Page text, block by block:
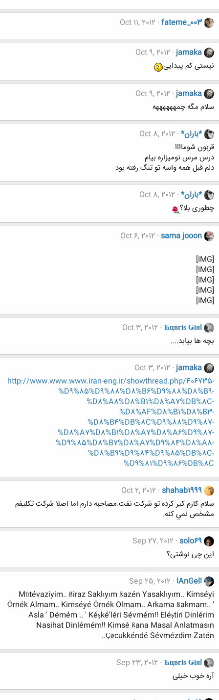
fateme_003
Oct 11, 2012
jamaka
Oct 9, 2012
نیستی کم پیدایی
jamaka
Oct 9, 2012
سلام مگه چمههههههه
*باران* Oct 8, 2012
قربون شوماااا
درس مرس نومیزاره بیام
دلم قبل همه واسه تو تنگ رفته بود
*باران* Oct 8, 2012
چطوری بلا؟
sama jooon
Oct 6, 2012
[IMG]
[IMG]
[IMG]
[IMG]
[IMG]
Ћцвгіѕ Ǥіяl
Oct 3, 2012
بچه ها بیابد....
jamaka
Oct 3, 2012
http://www.www.www.iran-eng.ir/showthread.php/406735-
%D9%85%D9%88%D8%B6%D9%88%D8%B9-
%D8%A8%D8%B1%D8%A7%DB%8C-
%D8%AF%D8%B1%D8%B3-
%D8%B4%DB%8C%D9%88%D9%87-
%D8%A7%D8%B1%D8%A7%D8%A6%D9%87-
%D9%85%D8%B7%D8%A7%D9%84%D8%A8-
%D8%B9%D9%84%D9%85%DB%8C-
%D9%81%D9%86%DB%8C
shahab1999
Oct 2, 2012
سلام كارم كير كرده تو شركت نفت.مصاحبه دارم اما اصلا شركت تكليفم
مشخص نمي كنه.
solo69
Sep 27, 2012
این چی نوشتی؟
!AnGel!
Sep 25, 2012
Mütévaziyim.. ßiraz Saklıyım ßazén Yasaklıyım.. Kimséyi
Örnék Almam.. Kimséyé Örnék Olmam.. Arkama ßakmam.. '
Asla ' Démém .. ' Kéşké'léri Sévmém!! Eléştiri Dinlérim
Nasihat Dinlémém!! Kimsé ßana Masal Anlatmasın
Çøcukkéndé Sévmézdim Zatén..
Ћцвгіѕ Ǥіяl
Sep 23, 2012
آره خوب خیلی